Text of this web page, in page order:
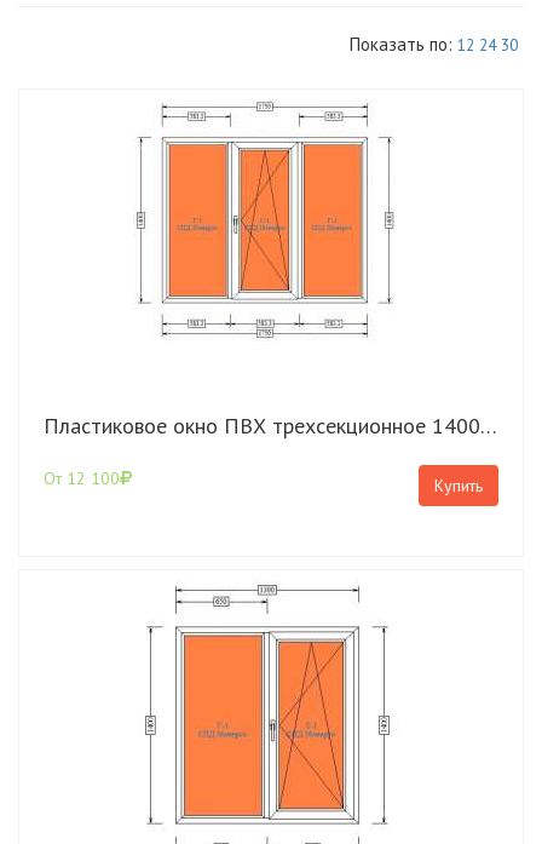
Показать по: 12 24 30
Пластиковое окно ПВХ трехсекционное 1400*1750 Rehau Blitz с поворотно откидной створкой
От 12 100 Купить